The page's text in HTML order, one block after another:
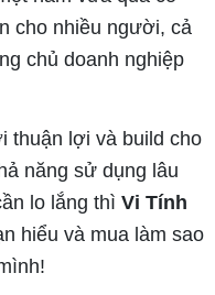
cho nhiều người, cả
chủ doanh nghiệp
thuận lợi và build cho
năng sử dụng lâu
lo lắng thì Vi Tính
hiểu và mua làm sao